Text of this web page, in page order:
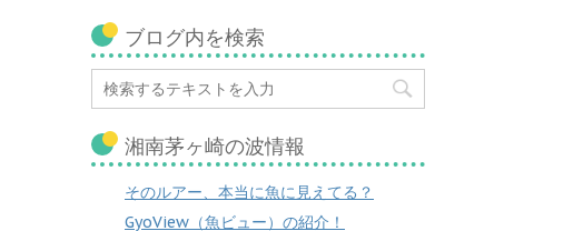
ブログ内を検索
湘南茅ヶ崎の波情報
そのルアー、本当に魚に見えてる？
GyoView（魚ビュー）の紹介！